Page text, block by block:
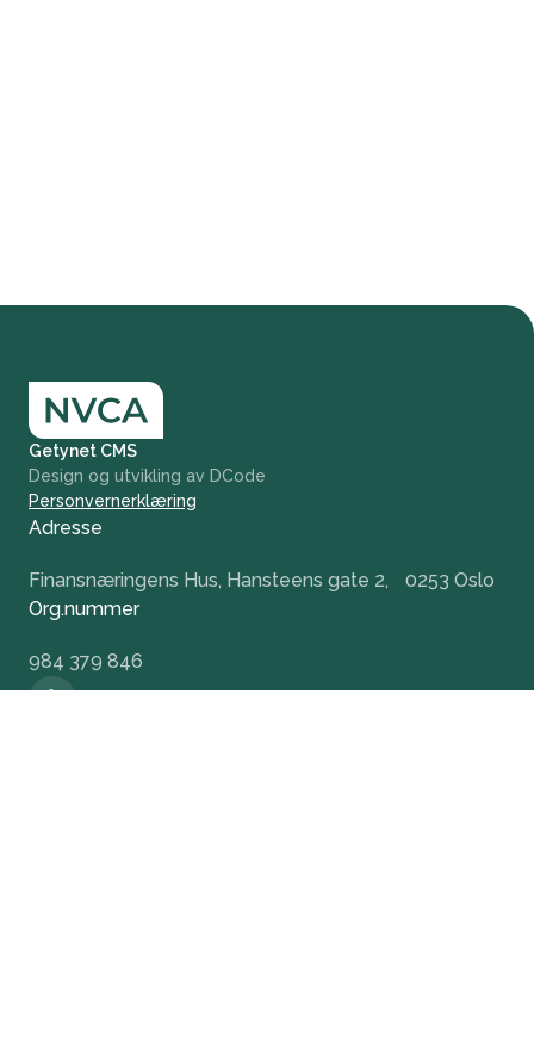
Getynet CMS
Design og utvikling av DCode
Personvernerklæring
Adresse
Finansnæringens Hus, Hansteens gate 2, 0253 Oslo
Org.nummer
984 379 846